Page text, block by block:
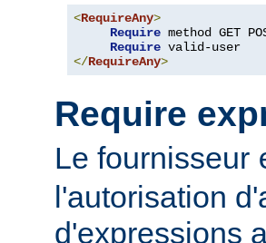
<RequireAny>
Require method GET
Require
</RequireAny>
Require
Le fournisseur
l'autorisation
d'expressions